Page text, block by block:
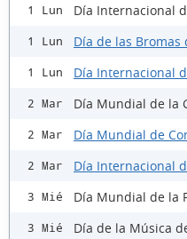
1 Lun Día Internacional
1 Lun Día de las Bromas
1 Lun Día Internacional
2 Mar Día Mundial de la
2 Mar Día Mundial de
2 Mar Día Internacional
3 Mié Día Mundial de la
3 Mié Día de la Música